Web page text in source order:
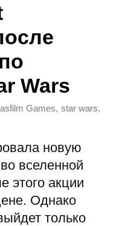
Wars
Games, star wars,
новую
вселенной
этого акции
Однако
только